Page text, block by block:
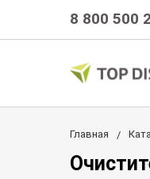
8 800 500
Главная